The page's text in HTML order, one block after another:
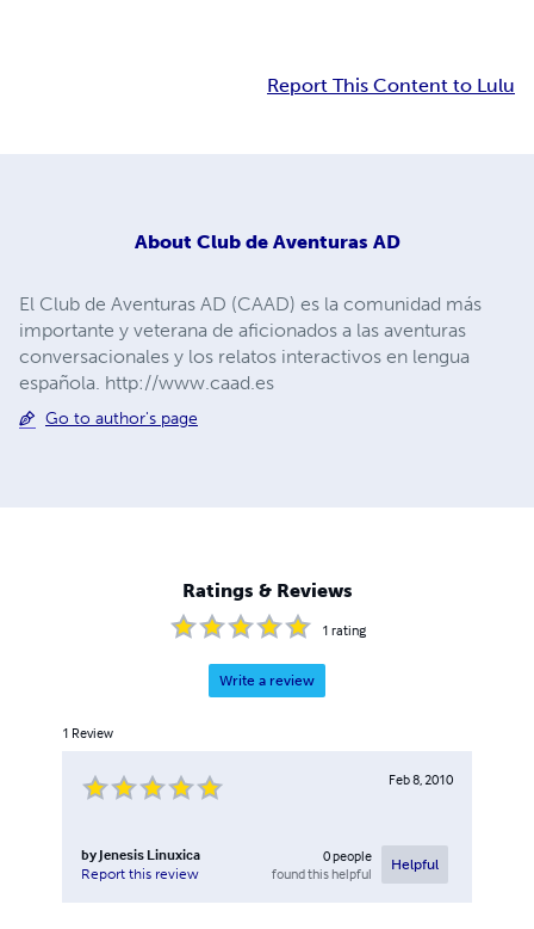
Report This Content to Lulu
About Club de Aventuras AD
El Club de Aventuras AD (CAAD) es la comunidad más
importante y veterana de aficionados a las aventuras
conversacionales y los relatos interactivos en lengua
española. http://www.caad.es
Go to author's page
Ratings & Reviews
1 rating
Write a review
1 Review
Feb 8, 2010
by Jenesis Linuxica
Report this review
0people
found this helpful
Helpful